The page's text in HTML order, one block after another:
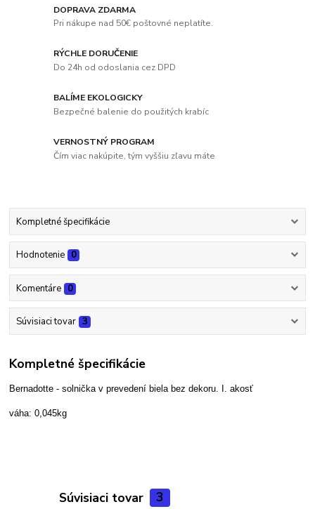
DOPRAVA ZDARMA
Pri nákupe nad 50€ poštovné neplatíte.
RÝCHLE DORUČENIE
Do 24h od odoslania cez DPD
BALÍME EKOLOGICKY
Bezpečné balenie do použitých krabíc
VERNOSTNÝ PROGRAM
Čím viac nakúpite, tým vyššiu zľavu máte
Kompletné špecifikácie
Hodnotenie 0
Komentáre 0
Súvisiaci tovar 3
Kompletné špecifikácie
Bernadotte - solnička v prevedení biela bez dekoru. I. akosť
váha: 0,045kg
Súvisiaci tovar 3